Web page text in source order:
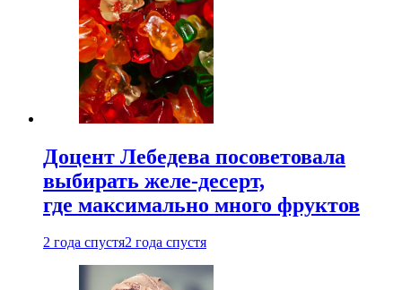
Доцент Лебедева посоветовала
выбирать желе-десерт,
где максимально много фруктов
2 года спустя2 года спустя